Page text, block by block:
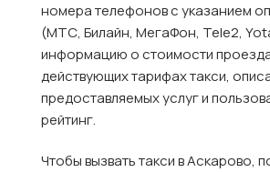
номера телефонов с указанием
(МТС, Билайн, МегаФон, Tele2,
информацию о стоимости
действующих тарифах такси,
предоставляемых услуг и
рейтинг.
Чтобы вызвать такси в Аскарово,